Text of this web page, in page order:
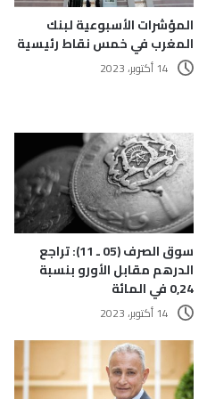
المؤشرات الأسبوعية لبنك
المغرب في خمس نقاط رئيسية
14 أكتوبر، 2023
سوق الصرف (05 ـ 11): تراجع
الدرهم مقابل الأورو بنسبة
0,24 في المائة
14 أكتوبر، 2023